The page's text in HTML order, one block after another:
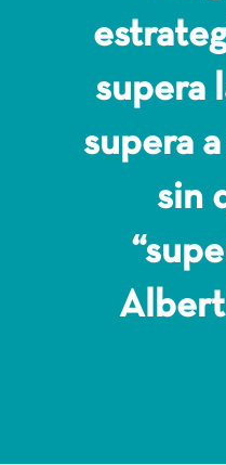
supera
supera
sin